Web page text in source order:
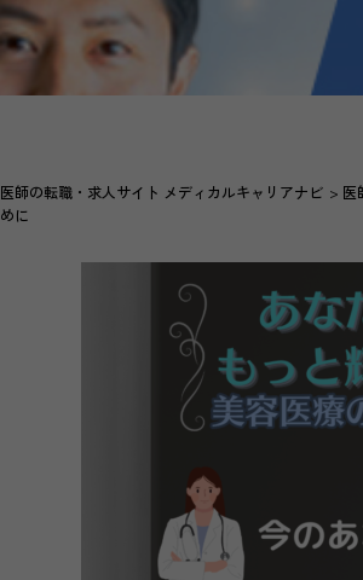
医師の転職・求人サイト メディカルキャリアナビ 医
めに